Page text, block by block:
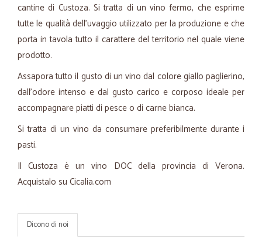
cantine di Custoza. Si tratta di un vino fermo, che esprime
tutte le qualità dell'uvaggio utilizzato per la produzione e che
porta in tavola tutto il carattere del territorio nel quale viene
prodotto.
Assapora tutto il gusto di un vino dal colore giallo paglierino,
dall'odore intenso e dal gusto carico e corposo ideale per
accompagnare piatti di pesce o di carne bianca.
Si tratta di un vino da consumare preferibilmente durante i
pasti.
Il Custoza è un vino DOC della provincia di Verona.
Acquistalo su Cicalia.com
Dicono di noi